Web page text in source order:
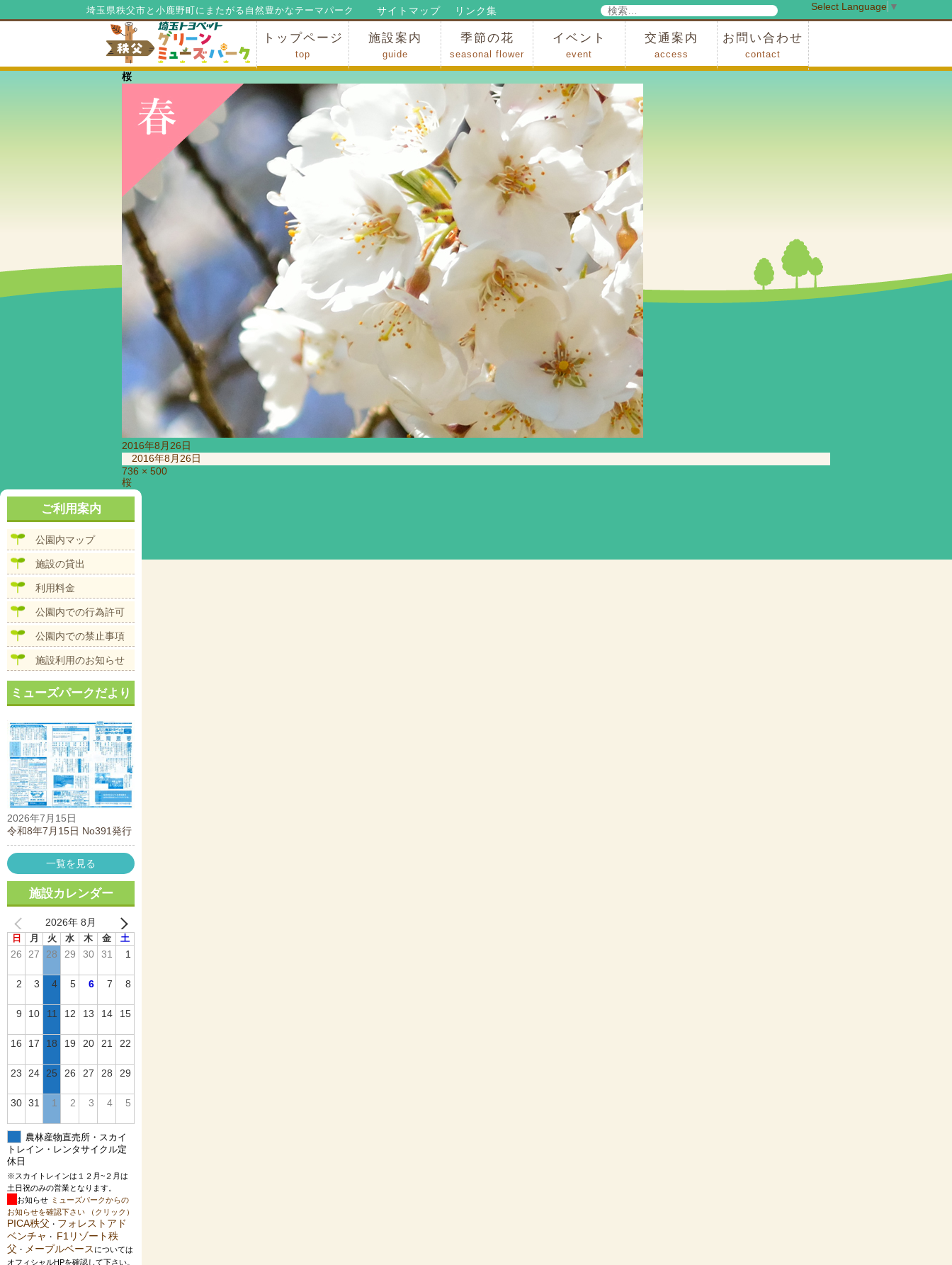
埼玉県秩父市と小鹿野町にまたがる自然豊かなテーマパーク リンク集
サイトマップ
検
検
索
トップページ
top
ミューズパークからのお知らせ
ミューズパークだより
公園内マップ
施設の貸出
利用料金
公園内での行為許可
公園内での禁止行為
施設案内
guide
アトラクション
施設・イベント会場
レストラン・ショップ
スポーツ
花・自然
ハイキング・広場・景色
季節の花
seasonal flower
花の開花状況
梅
桜
スイセン
シャクナゲ
アジサイ
イチョウ
モミジの紅葉
イベント
event
写真展
インストラクター事業
コンサート
総合イベント
交通案内
access
車でお越しの場合
電車・バスでお越しの場合
※町営バスをご利用の場合
タクシーをご利用の場合
スカイトレイン(園内)
レンタサイクル(園内)
お問い合わせ
contact
管理事務所
小鹿野町農林産物直売所
スポーツの森
F1リゾート秩父
フォレストアドベンシャー秩父
ソト遊びの森
メープルベース
西武観光バス秩父営業所
Select Language ▼
桜
投
日:
2016年8月26日
2016年8月26日
フ
ル
サ
ズ
736 × 500
投
稿
ビ
桜
ご利用案内
公園内マップ
施設の貸出
利用料金
公園内での行為許可
公園内での禁止事項
施設利用のお知らせ
ミューズパークだより
2026年7月15日
令和8年7月15日 No391発行
一覧を見る
施設カレンダー
2026年 8月
日 月 火 水 木 金 土
26 27 28 29 30 31 1
2 3 4 5 6 7 8
9 10 11 12 13 14 15
16 17 18 19 20 21 22
23 24 25 26 27 28 29
30 31 1 2 3 4 5
農林産物直売所・スカイ
トレイン・レンタサイクル定
休日
※スカイトレインは１２月~２月は
土日祝のみの営業となります。
お知らせ ミューズパークからの
お知らせを確認下さい （クリック）
PICA秩父 ・ フォレストアド
ベンチャ ・ F1リゾート秩
父 ・ メープルベース については
オフィシャルHPを確認して下さい。